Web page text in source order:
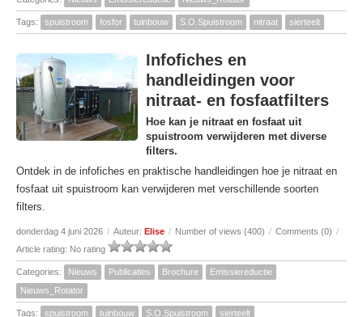
Tags: spuistroom fosfor tuinbouw S.O.Spuistroom nitraat sierteelt
Infofiches en
handleidingen voor
nitraat- en fosfaatfilters
Hoe kan je nitraat en fosfaat uit
spuistroom verwijderen met diverse
filters.
Ontdek in de infofiches en praktische handleidingen hoe je nitraat en
fosfaat uit spuistroom kan verwijderen met verschillende soorten
filters.
donderdag 4 juni 2026 / Auteur: Elise / Number of views (400) / Comments (0) /
Article rating: No rating
Categories: Nieuws Publicaties Brochure
Emissiereductie
Nieuws_Rotator
Tags: spuistroom tuinbouw S.O.Spuistroom sierteelt